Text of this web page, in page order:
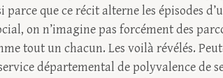
que ce récit alterne les épisodes
on n’imagine pas forcément des
tout un chacun. Les voilà révélés.
départemental de polyvalence de